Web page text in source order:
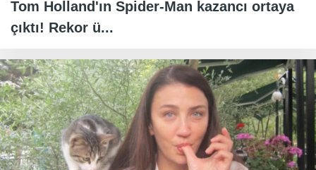
Tom Holland'ın Spider-Man kazancı ortaya
çıktı! Rekor ü...